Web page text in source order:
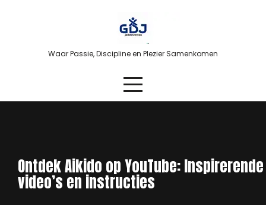
Waar Passie, Discipline en Plezier Samenkomen
Ontdek Aikido op YouTube: Inspirerende
video’s en instructies